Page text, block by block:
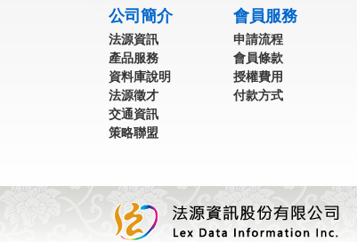
公司簡介
法源資訊
產品服務
資料庫說明
法源徵才
交通資訊
策略聯盟
會員服務
申請流程
會員條款
授權費用
付款方式